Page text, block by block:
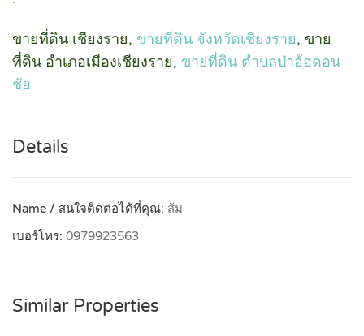
ขายที่ดิน เชียงราย, ขายที่ดิน จังหวัดเชียงราย, ขาย
ที่ดิน อำเภอเมืองเชียงราย, ขายที่ดิน ตำบลป่าอ้อดอน
ชัย
Details
Name / สนใจติดต่อได้ที่คุณ: ส้ม
เบอร์โทร: 0979923563
Similar Properties